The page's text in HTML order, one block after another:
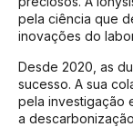
pela ciência que
inovações do
Desde 2020, as
sucesso. A sua
pela investigação
a